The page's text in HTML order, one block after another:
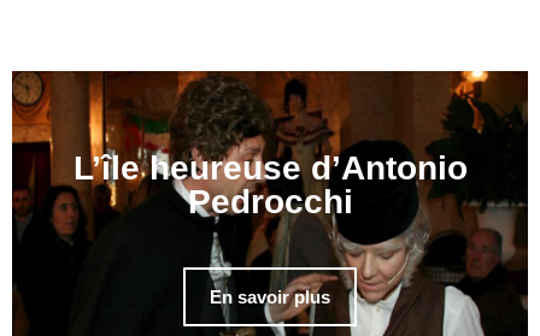
L’île heureuse d’Antonio
Pedrocchi
En savoir plus